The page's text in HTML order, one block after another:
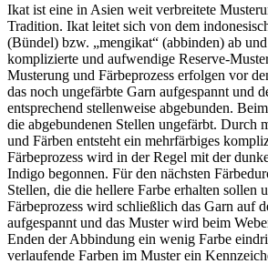
Ikat ist eine in Asien weit verbreitete
Tradition. Ikat leitet sich von dem
(Bündel) bzw. „mengikat“ (abbinden) ab
komplizierte und aufwendige Reserve-
Musterung und Färbeprozess erfolgen vor
das noch ungefärbte Garn aufgespannt und
entsprechend stellenweise abgebunden.
die abgebundenen Stellen ungefärbt. Durch
und Färben entsteht ein mehrfärbiges
Färbeprozess wird in der Regel mit der
Indigo begonnen. Für den nächsten
Stellen, die die hellere Farbe erhalten sollen
Färbeprozess wird schließlich das Garn auf
aufgespannt und das Muster wird beim
Enden der Abbindung ein wenig Farbe
verlaufende Farben im Muster ein